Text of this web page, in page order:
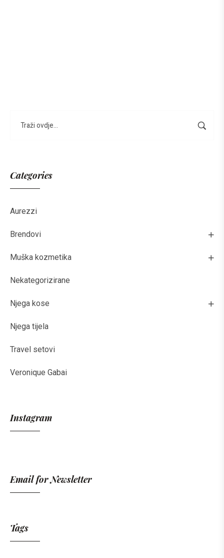
Categories
Aurezzi
Brendovi
Muška kozmetika
Nekategorizirane
Njega kose
Njega tijela
Travel setovi
Veronique Gabai
Instagram
Email for Newsletter
Tags